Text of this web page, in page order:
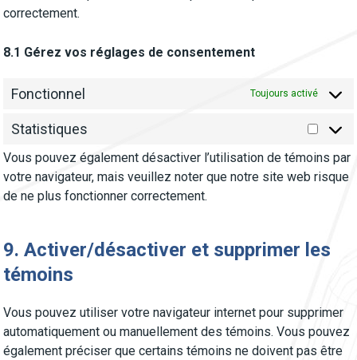
correctement.
8.1 Gérez vos réglages de consentement
Fonctionnel Toujours activé
Statistiques
Vous pouvez également désactiver l’utilisation de témoins par
votre navigateur, mais veuillez noter que notre site web risque
de ne plus fonctionner correctement.
9. Activer/désactiver et supprimer les
témoins
Vous pouvez utiliser votre navigateur internet pour supprimer
automatiquement ou manuellement des témoins. Vous pouvez
également préciser que certains témoins ne doivent pas être